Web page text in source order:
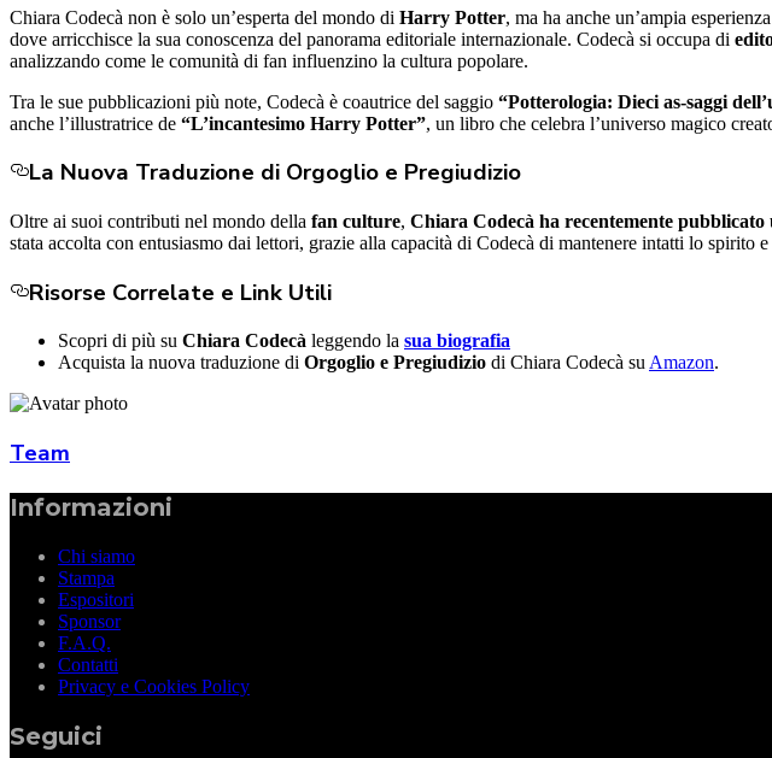
Chiara Codecà non è solo un’esperta del mondo di Harry Potter, ma ha anche un’ampia
dove arricchisce la sua conoscenza del panorama editoriale internazionale. Codecà si occupa di
analizzando come le comunità di fan influenzino la cultura popolare.
Tra le sue pubblicazioni più note, Codecà è coautrice del saggio “Potterologia: Dieci as-saggi
anche l’illustratrice de “L’incantesimo Harry Potter”, un libro che celebra l’universo magico
La Nuova Traduzione di Orgoglio e Pregiudizio
Oltre ai suoi contributi nel mondo della fan culture, Chiara Codecà ha recentemente
stata accolta con entusiasmo dai lettori, grazie alla capacità di Codecà di mantenere intatti lo spirito
Risorse Correlate e Link Utili
Scopri di più su Chiara Codecà leggendo la sua biografia
Acquista la nuova traduzione di Orgoglio e Pregiudizio di Chiara Codecà suAmazon.
Team
Informazioni
Chi siamo
Stampa
Espositori
Sponsor
F.A.Q.
Contatti
Privacy e Cookies Policy
Seguici